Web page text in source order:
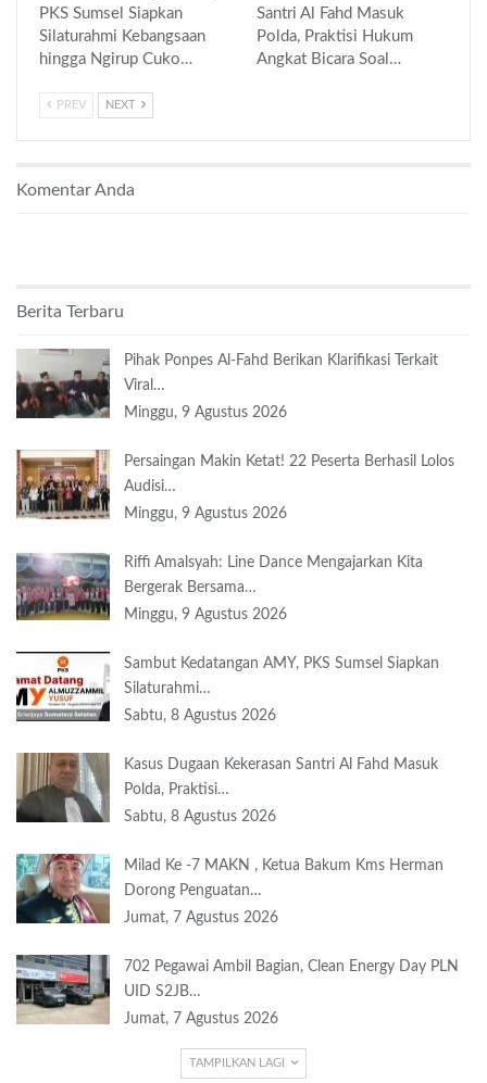
PKS Sumsel Siapkan
Silaturahmi Kebangsaan
hingga Ngirup Cuko…
Santri Al Fahd Masuk
Polda, Praktisi Hukum
Angkat Bicara Soal…
PREV NEXT
Komentar Anda
Berita Terbaru
Pihak Ponpes Al-Fahd Berikan Klarifikasi Terkait
Viral…
Minggu, 9 Agustus 2026
Persaingan Makin Ketat! 22 Peserta Berhasil Lolos
Audisi…
Minggu, 9 Agustus 2026
Riffi Amalsyah: Line Dance Mengajarkan Kita
Bergerak Bersama…
Minggu, 9 Agustus 2026
Sambut Kedatangan AMY, PKS Sumsel Siapkan
Silaturahmi…
Sabtu, 8 Agustus 2026
Kasus Dugaan Kekerasan Santri Al Fahd Masuk
Polda, Praktisi…
Sabtu, 8 Agustus 2026
Milad Ke -7 MAKN , Ketua Bakum Kms Herman
Dorong Penguatan…
Jumat, 7 Agustus 2026
702 Pegawai Ambil Bagian, Clean Energy Day PLN
UID S2JB…
Jumat, 7 Agustus 2026
TAMPILKAN LAGI